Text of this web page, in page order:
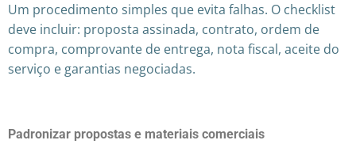
Um procedimento simples que evita falhas. O checklist
deve incluir: proposta assinada, contrato, ordem de
compra, comprovante de entrega, nota fiscal, aceite do
serviço e garantias negociadas.
Padronizar propostas e materiais comerciais